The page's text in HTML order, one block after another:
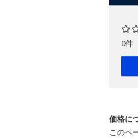
0件
価格に
このペ